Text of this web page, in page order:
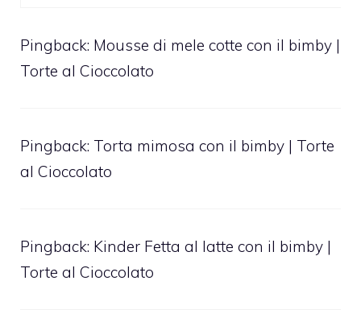
Pingback: Mousse di mele cotte con il bimby |
Torte al Cioccolato
Pingback: Torta mimosa con il bimby | Torte
al Cioccolato
Pingback: Kinder Fetta al latte con il bimby |
Torte al Cioccolato